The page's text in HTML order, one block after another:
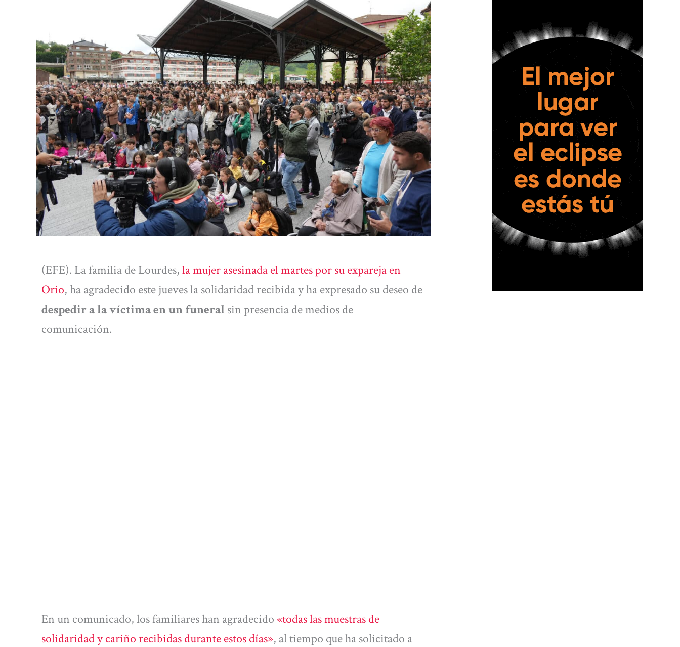
(EFE). La familia de Lourdes,la mujer asesinada el martes por su expareja en
Orio, ha agradecido este jueves la solidaridad recibida y ha expresado su deseo de
despedir a la víctima en un funeral sin presencia de medios de
comunicación.
En un comunicado, los familiares han agradecido«todas las muestras de
solidaridad y cariño recibidas durante estos días», al tiempo que ha solicitado a